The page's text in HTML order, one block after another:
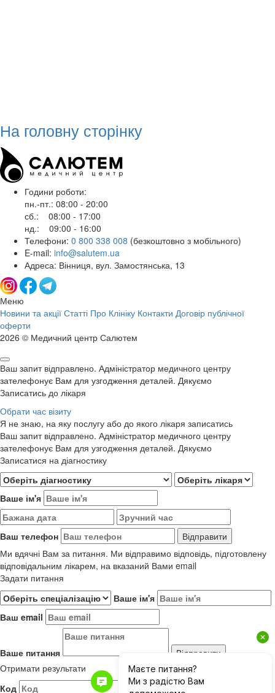
На головну сторінку
Години роботи:
пн.-пт.: 08:00 - 20:00
сб.: 08:00 - 17:00
нд.: 09:00 - 16:00
Телефони: 0 800 338 008 (безкоштовно з мобільного)
E-mail: info@salutem.ua
Адреса: Вінниця, вул. Замостянська, 13
Меню
Новини та акції Статті Про Клініку Контакти Договір публічної
оферти
2026 © Медичний центр Салютем
Ваш запит відправлено. Адміністратор медичного центру
зателефонує Вам для узгодження деталей. Дякуємо
Записатись до лікаря
Обрати час візиту
Я не знаю, на яку послугу або до якого лікаря записатись
Ваш запит відправлено. Адміністратор медичного центру
зателефонує Вам для узгодження деталей. Дякуємо
Записатися на діагностику
Ваше ім'я
Ваш телефон
Ми вдячні Вам за питання. Ми відправимо відповідь, підготовлену
відповідальним лікарем, на вказаний Вами email
Задати питання
Ваше ім'я
Ваш email
Ваше питання
Отримати результати
Код
Результати до 01.06.2019